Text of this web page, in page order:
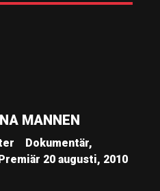
MANNEN
Dokumentär,
20 augusti, 2010